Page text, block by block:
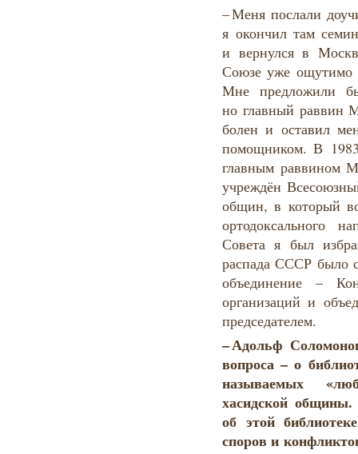
– Меня послали
я окончил там
и вернулся в
Союзе уже ощутимо
Мне предложили
но главный раввин
болен и оставил
помощником. В
главным раввином
учреждён
общин, в который
ортодоксального
Совета я был
распада СССР было
объединение –
организаций и
председателем.
–Адольф
вопроса – о
называемых
хасидской общины.
об этой
споров и